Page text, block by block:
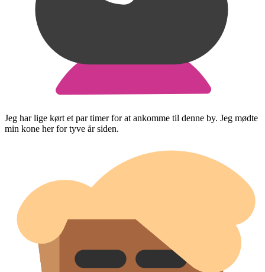
Jeg har lige kørt et par timer for at ankomme til denne by. Jeg mødte
min kone her for tyve år siden.